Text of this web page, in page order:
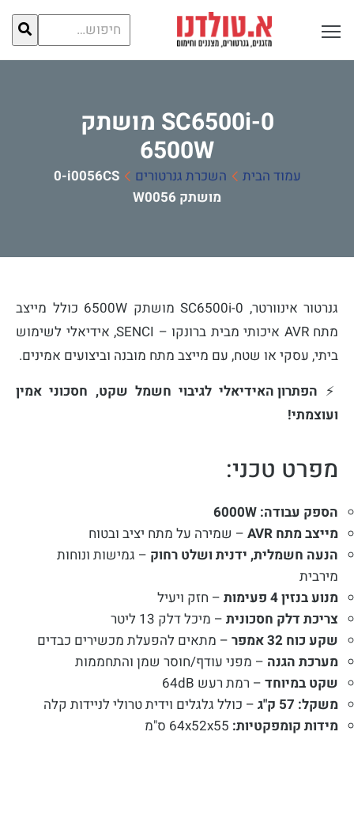
חיפוש
עבור:
פתח תפריט ראשי לתצוגה
SC6500i-0 מושתק
6500W
עמוד הבית השכרת גנרטורים
SC6500i-0
מושתק 6500W
גנרטור אינוורטר, SC6500i-0 מושתק 6500W כולל מייצב
מתח AVR איכותי מבית ברונקו – SENCI, אידיאלי לשימוש
ביתי, עסקי או שטח, עם מייצב מתח מובנה וביצועים אמינים.
⚡ הפתרון האידיאלי לגיבוי חשמל שקט, חסכוני אמין
ועוצמתי!
מפרט טכני:
הספק עבודה: 6000W
מייצב מתח AVR
– שמירה על מתח יציב ובטוח
הנעה חשמלית, ידנית ושלט רחוק – גמישות ונוחות
מירבית
מנוע בנזין 4 פעימות
– חזק ויעיל
צריכת דלק חסכונית – מיכל דלק 13 ליטר
שקע כוח 32 אמפר
– מתאים להפעלת מכשירים כבדים
מערכת הגנה – מפני עודף/חוסר שמן והתחממות
שקט במיוחד – רמת רעש 64dB
משקל: 57 ק"ג
– כולל גלגלים וידית טרולי לניידות קלה
מידות קומפקטיות: